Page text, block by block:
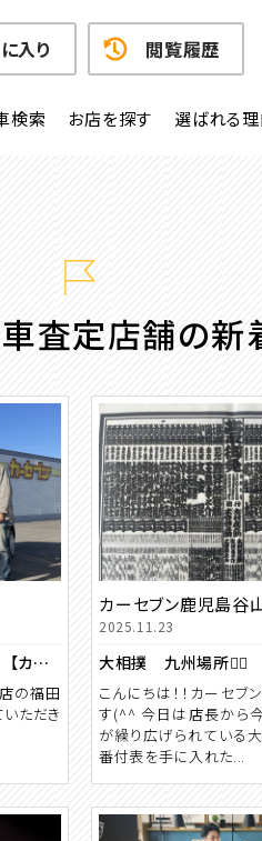
検索 お店を探す 選ばれる
入り 閲覧履歴
査定店舗の新
☆祝☆ スペーシア ご納車 【カーセブン川内店】
の福田
ただき
カーセブン鹿児島谷
2025.11.23
大相撲 九州場所🤼‍♂️
こんにちは！！カーセ
す(^^ 今日は店長から
が繰り広げられている
番付表を手に入れた...